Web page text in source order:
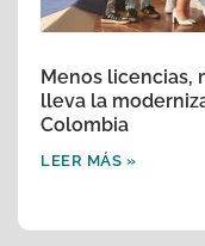
Menos licencias,
lleva la
Colombia
LEER MÁS »